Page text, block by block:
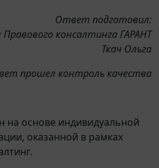
Ответ подготовил:
консалтинга ГАРАНТ
Ткач Ольга
прошел контроль качества
на основе индивидуальной
оказанной в рамках